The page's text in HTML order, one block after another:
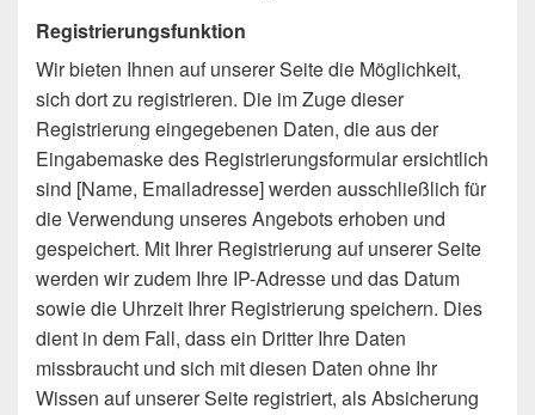
Registrierungsfunktion
Wir bieten Ihnen auf unserer Seite die Möglichkeit,
sich dort zu registrieren. Die im Zuge dieser
Registrierung eingegebenen Daten, die aus der
Eingabemaske des Registrierungsformular ersichtlich
sind [Name, Emailadresse] werden ausschließlich für
die Verwendung unseres Angebots erhoben und
gespeichert. Mit Ihrer Registrierung auf unserer Seite
werden wir zudem Ihre IP-Adresse und das Datum
sowie die Uhrzeit Ihrer Registrierung speichern. Dies
dient in dem Fall, dass ein Dritter Ihre Daten
missbraucht und sich mit diesen Daten ohne Ihr
Wissen auf unserer Seite registriert, als Absicherung